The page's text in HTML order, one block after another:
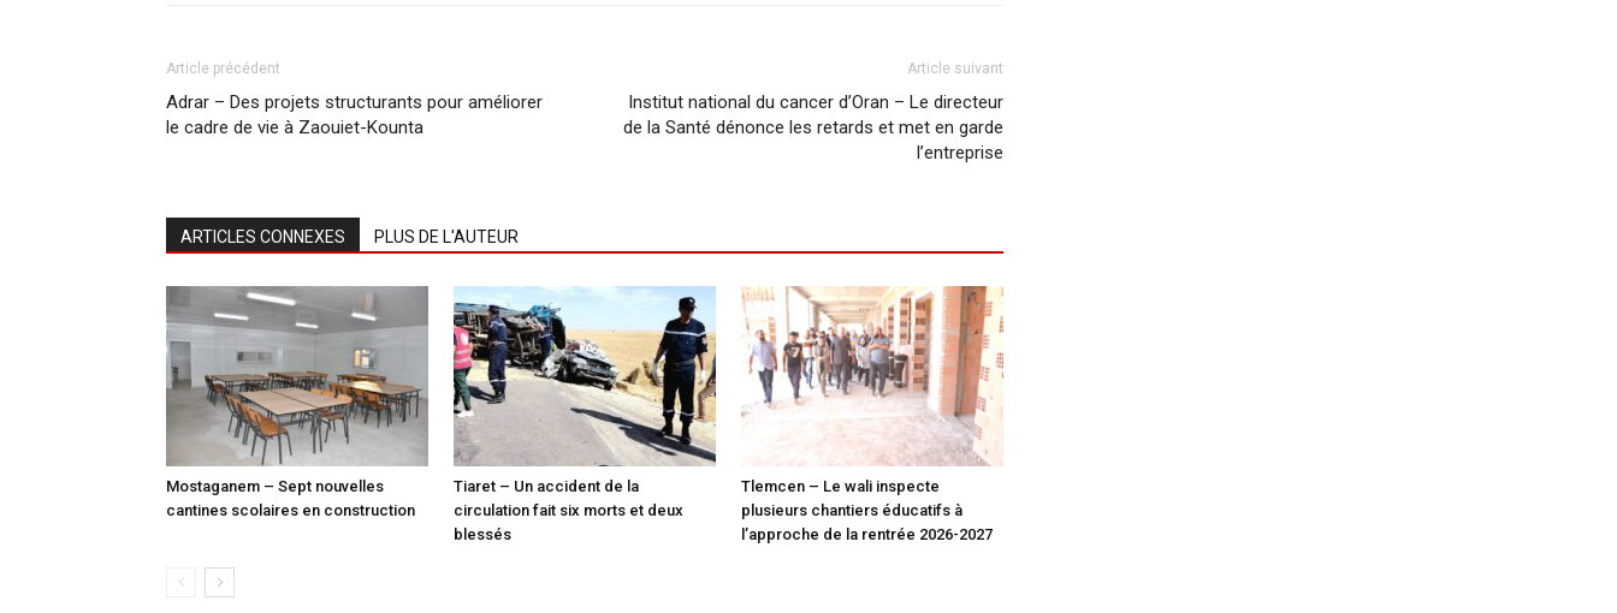
Article précédent
Adrar – Des projets structurants pour améliorer
le cadre de vie à Zaouiet-Kounta
Article suivant
Institut national du cancer d’Oran – Le directeur
de la Santé dénonce les retards et met en garde
l’entreprise
ARTICLES CONNEXES PLUS DE L'AUTEUR
Mostaganem – Sept nouvelles
cantines scolaires en construction
Tiaret – Un accident de la
circulation fait six morts et deux
blessés
Tlemcen – Le wali inspecte
plusieurs chantiers éducatifs à
l’approche de la rentrée 2026-2027